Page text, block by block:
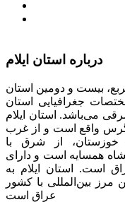
درباره استان ایلام
کیلومتر مربع، بیست و دومین استان
جغرافیایی استان
۴۶٫۴۲۲۶۴۹° شرقی می‌باشد. استان ایلام
واقع است و از غرب
از شرق با
همسایه است و دارای
است. استان ایلام به
مرز بین‌المللی با کشور
عراق است